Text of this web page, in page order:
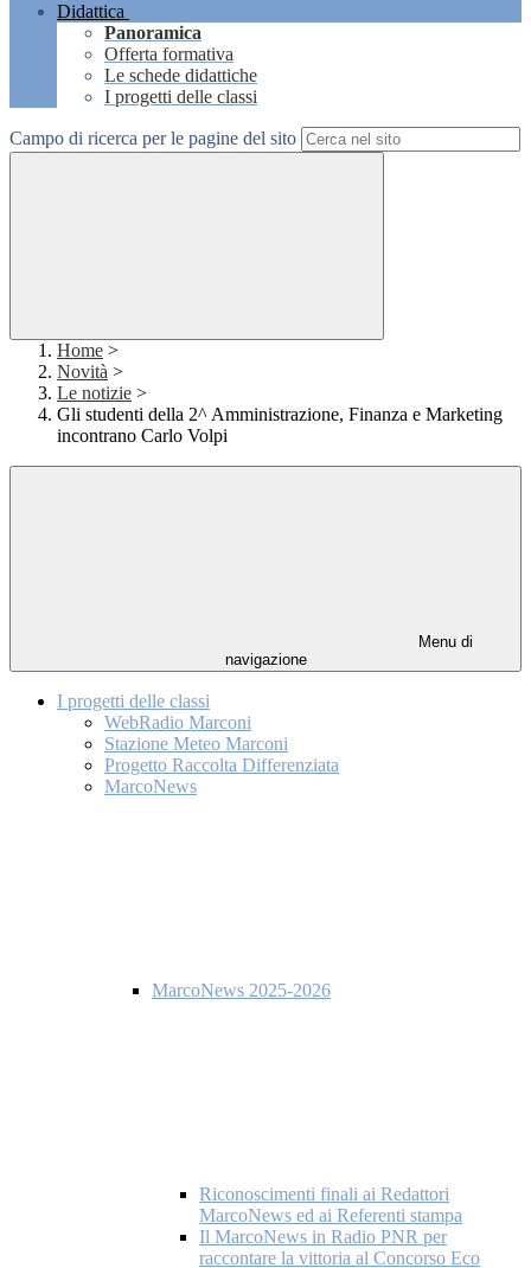
Didattica
Panoramica
Offerta formativa
Le schede didattiche
I progetti delle classi
Campo di ricerca per le pagine del sito
Home >
Novità >
Le notizie >
Gli studenti della 2^ Amministrazione, Finanza e Marketing
incontrano Carlo Volpi
Menu di
navigazione
I progetti delle classi
WebRadio Marconi
Stazione Meteo Marconi
Progetto Raccolta Differenziata
MarcoNews
MarcoNews 2025-2026
Riconoscimenti finali ai Redattori
MarcoNews ed ai Referenti stampa
Il MarcoNews in Radio PNR per
raccontare la vittoria al Concorso Eco